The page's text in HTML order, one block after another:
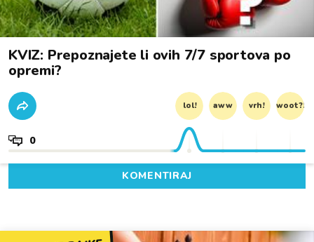
KVIZ: Prepoznajete li ovih 7/7 sportova po
opremi?
lol! aww vrh! woot?!
0
KOMENTIRAJ